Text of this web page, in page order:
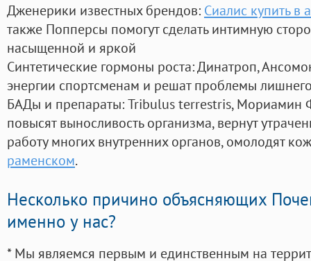
Дженерики известных брендов: Сиалис купить в
также Попперсы помогут сделать интимную
насыщенной и яркой
Синтетические гормоны роста: Динатроп,
энергии спортсменам и решат проблемы
БАДы и препараты:Tribulus terrestris, Мориамин
повысят выносливость организма, вернут
работу многих внутренних органов, омолодят
раменском.
Несколько причино объясняющих
именно у нас?
* Мы являемся первым и единственным на